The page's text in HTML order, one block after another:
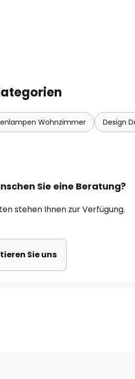
Wohnzimmer Design
Sie eine Beratung?
stehen Ihnen zur Verfügung.
Sie uns